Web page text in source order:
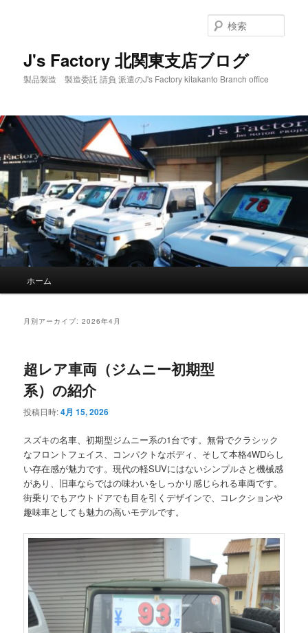
へ
移
動
移
動
J's Factory 北関東支店ブログ
製品製造 製造委託 請負 派遣のJ's Factory kitakanto Branch office
索
ホーム
月別アーカイブ:2026年4月
超レア車両（ジムニー初期型
系）の紹介
投稿日時:4月 15, 2026
スズキの名車、初期型ジムニー系の1台です。無骨でクラシック
なフロントフェイス、コンパクトなボディ、そして本格4WDらし
い存在感が魅力です。現代の軽SUVにはないシンプルさと機械感
があり、旧車ならではの味わいをしっかり感じられる車両です。
街乗りでもアウトドアでも目を引くデザインで、コレクションや
趣味車としても魅力の高いモデルです。